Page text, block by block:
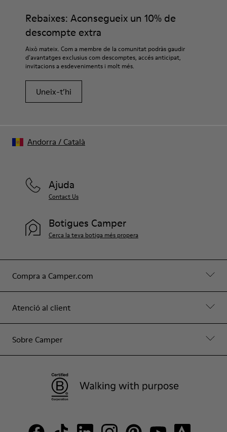
Rebaixes: Aconsegueix un 10% de
descompte extra
Això mateix. Com a membre de la comunitat podràs gaudir
d’avantatges exclusius com descomptes, accés anticipat,
invitacions a esdeveniments i molt més.
Uneix-t’hi
Compra a Camper.com
Atenció al client
Sobre Camper
Ajuda
Contact Us
Botigues Camper
Cerca la teva botiga més propera
Andorra / Català